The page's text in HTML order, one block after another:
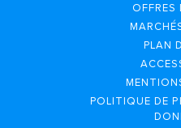
OFFRES
PLAN
POLITIQUE DE